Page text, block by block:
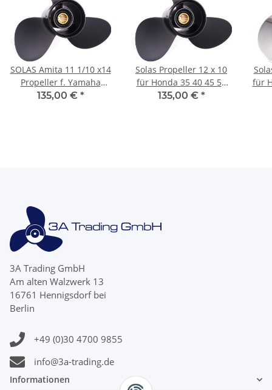
SOLAS Amita 11 1/10 x14
Propeller f. Yamaha
Honda 40-60PS 3-
135,00 € *
Solas Propeller 12 x 10
für Honda 35 40 45 50
60 PS 3-Blatt 13 Zähne
135,00 € *
Solas
für
3A Trading GmbH
Am alten Walzwerk 13
16761 Hennigsdorf bei
Berlin
+49 (0)30 4700 9855
info@3a-trading.de
Informationen